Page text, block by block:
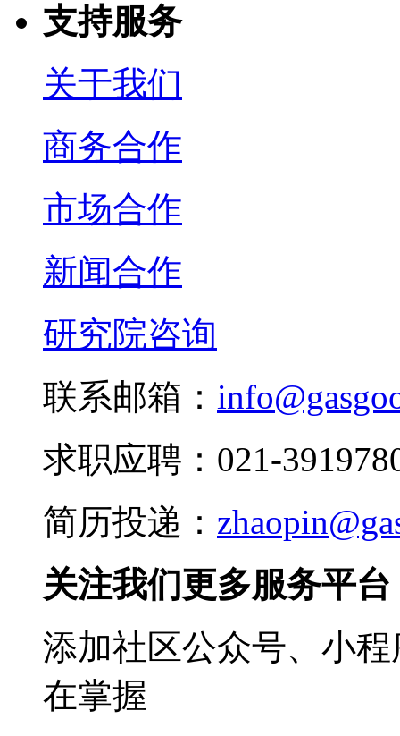
支持服务
关于我们
商务合作
市场合作
新闻合作
研究院咨询
联系邮箱：
求职应聘：021-
简历投递：
关注我们更多服务平台
添加社区公众号、小
在掌握